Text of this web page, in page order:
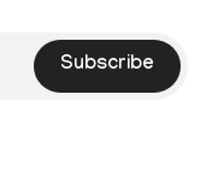
Subscribe